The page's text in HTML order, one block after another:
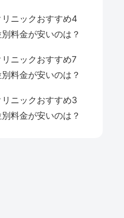
ニックおすすめ4
料金が安いのは？
ニックおすすめ7
料金が安いのは？
ニックおすすめ3
料金が安いのは？